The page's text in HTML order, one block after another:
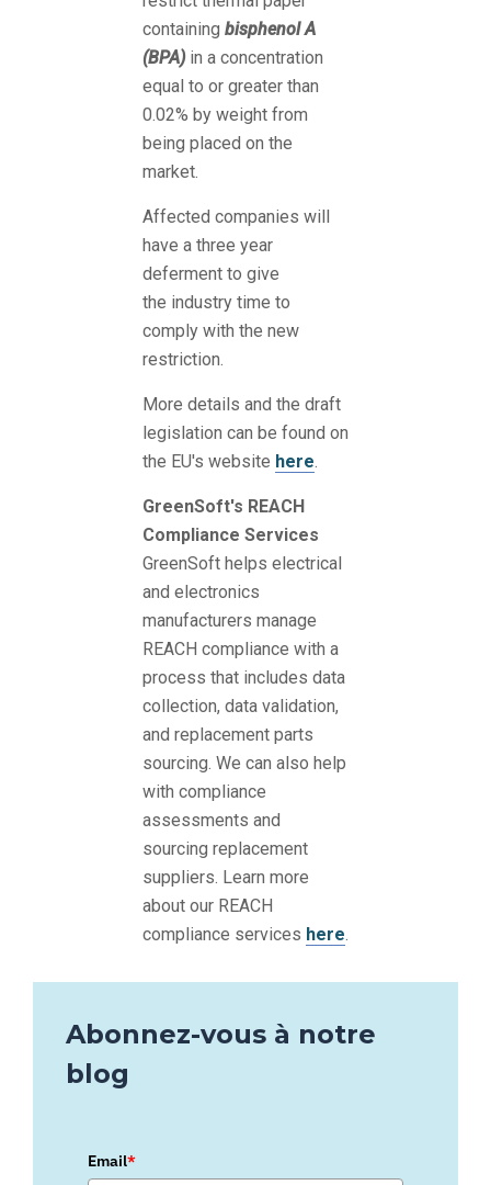
containing bisphenol A
(BPA)in a concentration
equal to or greater than
0.02% by weight from
being placed on the
market.
Affected companies will
have a three year
deferment to give
the industry time to
comply with the new
restriction.
More details and the draft
legislation can be found on
the EU's website here.
GreenSoft's REACH
Compliance Services
GreenSoft helps electrical
and electronics
manufacturers manage
REACH compliance with a
process that includes data
collection, data validation,
and replacement parts
sourcing. We can also help
with compliance
assessments and
sourcing replacement
suppliers. Learn more
about our REACH
compliance services here.
Abonnez-vous à notre
blog
Email*